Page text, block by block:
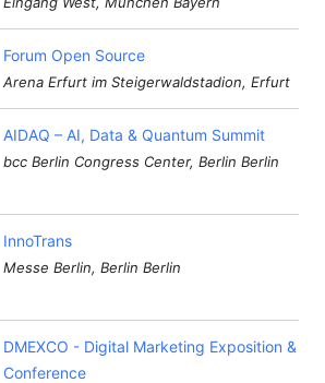
Forum Open Source
Arena Erfurt im Steigerwaldstadion, Erfurt
AIDAQ – AI, Data & Quantum Summit
bcc Berlin Congress Center, Berlin Berlin
InnoTrans
Messe Berlin, Berlin Berlin
DMEXCO - Digital Marketing Exposition &
Conference